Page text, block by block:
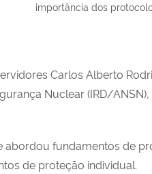
importância dos
Carlos Alberto
Nuclear (IRD/
abordou fundamentos de
de proteção individual.